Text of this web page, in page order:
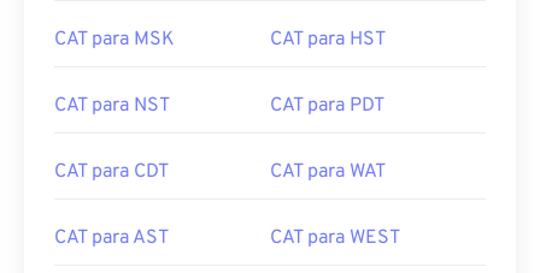
CAT para MSK CAT para HST
CAT para NST CAT para PDT
CAT para CDT CAT para WAT
CAT para AST CAT para WEST